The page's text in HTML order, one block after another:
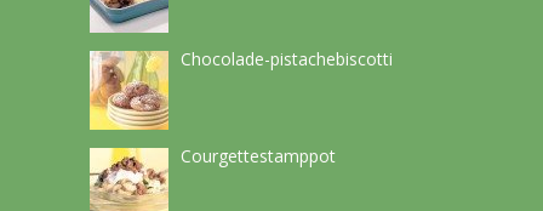
Chocolade-pistachebiscotti
Courgettestamppot